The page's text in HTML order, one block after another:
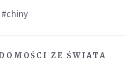
#chiny
ZE ŚWIATA